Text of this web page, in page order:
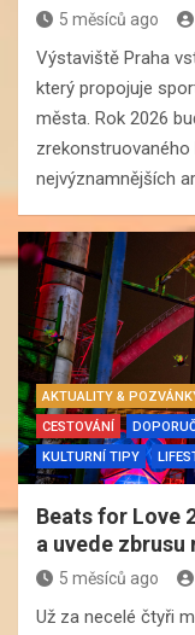
5 měsíců ago
Výstaviště Praha
který propojuje
města. Rok 2026
zrekonstruovaného
nejvýznamnějších
AKTUALITY &
CESTOVÁNÍ
KULTURNÍ TIPY
Beats for Love
a uvede
5 měsíců ago
Už za necelé čtyři